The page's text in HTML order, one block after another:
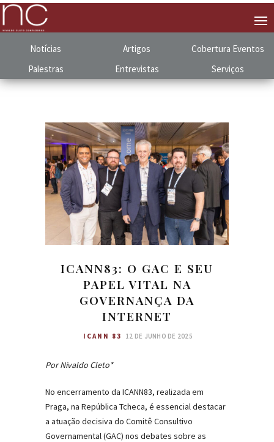
Notícias Artigos Cobertura Eventos
Palestras
Entrevistas Serviços
ICANN83: O GAC E SEU
PAPEL VITAL NA
GOVERNANÇA DA
INTERNET
ICANN 83 12 DE JUNHO DE 2025
Por Nivaldo Cleto*
No encerramento da ICANN83, realizada em
Praga, na República Tcheca, é essencial destacar
a atuação decisiva do Comitê Consultivo
Governamental (GAC) nos debates sobre as